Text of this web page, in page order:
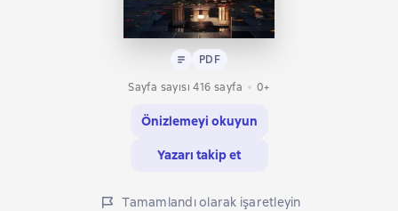
Metin PDF
PDF
Sayfa sayısı 416 sayfa
0+
Önizlemeyi okuyun
Yazarı takip et
Tamamlandı olarak işaretleyin